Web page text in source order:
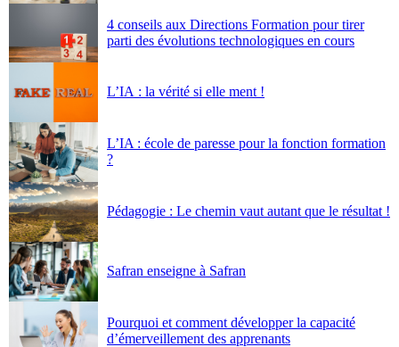
4 conseils aux Directions Formation pour tirer
parti des évolutions technologiques en cours
L’IA : la vérité si elle ment !
L’IA : école de paresse pour la fonction formation
?
Pédagogie : Le chemin vaut autant que le résultat !
Safran enseigne à Safran
Pourquoi et comment développer la capacité
d’émerveillement des apprenants